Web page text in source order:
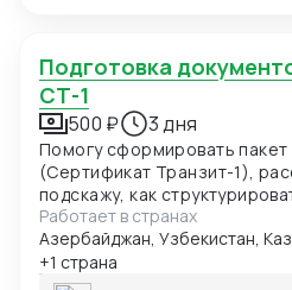
Подготовка документов для получения
СТ-1
500 ₽ 3 дня
Помогу сформировать пакет
(Сертификат Транзит-1),
подскажу, как
будущее
Работает в странах
Азербайджан, Узбекистан,
+1 страна